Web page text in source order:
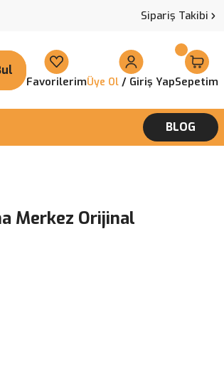
Sipariş Takibi
FavorilerimÜye Ol / Giriş YapSepetim
BLOG
Merkez Orijinal